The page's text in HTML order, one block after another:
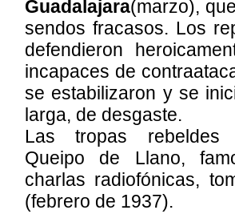
Guadalajara(marzo),
sendos fracasos. Los
defendieron
incapaces de
se estabilizaron y se
larga, de desgaste.
Las tropas rebeldes
Queipo de Llano,
charlas radiofónicas,
(febrero de 1937).